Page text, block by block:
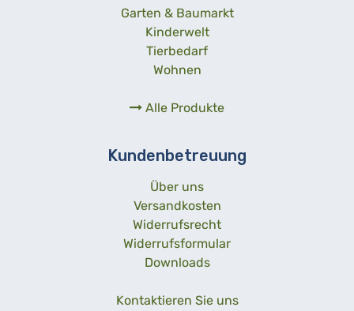
Garten & Baumarkt
Kinderwelt
Tierbedarf
Wohnen
Alle Produkte
Kundenbetreuung
Über uns
Versandkosten
Widerrufsrecht
Widerrufsformular
Downloads
Kontaktieren Sie uns